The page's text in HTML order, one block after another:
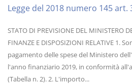
Legge del 2018 numero 145 art.
STATO DI PREVISIONE DEL MINISTERO
FINANZE E DISPOSIZIONI RELATIVE 1.
pagamento delle spese del Ministero
l'anno finanziario 2019, in conformità
(Tabella n. 2). 2. L'importo...